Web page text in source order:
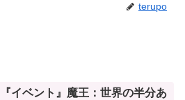
terupo
『イベント』魔王：世界の半分あ